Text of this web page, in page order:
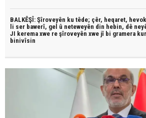
BALKÊŞÎ: Şîroveyên ku têde; çêr, heqaret,
li ser bawerî, gel û neteweyên din hebin, dê
JI kerema xwe re şîroveyên xwe jî bi gramera
binivîsin